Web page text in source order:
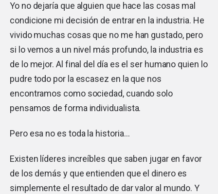
Yo no dejaría que alguien que hace las cosas mal
condicione mi decisión de entrar en la industria. He
vivido muchas cosas que no me han gustado, pero
si lo vemos a un nivel más profundo, la industria es
de lo mejor. Al final del día es el ser humano quien lo
pudre todo por la escasez en la que nos
encontramos como sociedad, cuando solo
pensamos de forma individualista.
Pero esa no es toda la historia…
Existen líderes increíbles que saben jugar en favor
de los demás y que entienden que el dinero es
simplemente el resultado de dar valor al mundo. Y